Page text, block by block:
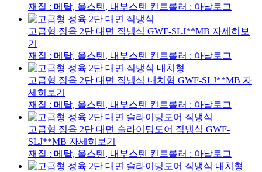
재질 : 메탈, 올스텐, 내부스텐 컨트롤러 : 아날로그
고급형 정육 2단 대면 직냉식 GWF-SLJ**MB 자세히보
기
재질 : 메탈, 올스텐, 내부스텐 컨트롤러 : 아날로그
고급형 정육 2단 대면 직냉식 내치형 GWF-SLJ**MB 자
세히보기
재질 : 메탈, 올스텐, 내부스텐 컨트롤러 : 아날로그
고급형 정육 2단 대면 슬라이딩도어 직냉식 GWF-
SLJ**MB 자세히보기
재질 : 메탈, 올스텐, 내부스텐 컨트롤러 : 아날로그